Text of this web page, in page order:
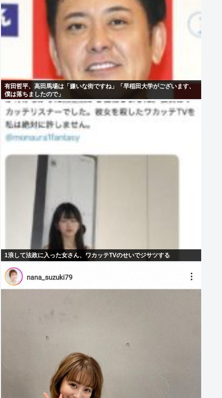
有田哲平、高田馬場は「嫌いな街ですね」「早稲田大学がございます、
僕は落ちましたので」
1浪して法政に入った女さん、ワカッテTVのせいでジサツする